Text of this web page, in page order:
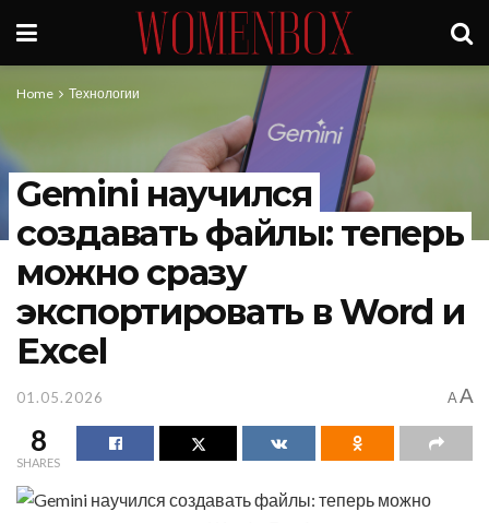
Home Технологии
Gemini научился
создавать файлы: теперь
можно сразу
экспортировать в Word и
Excel
01.05.2026 A A
8
SHARES